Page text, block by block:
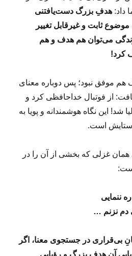
داد:هدفِ بزرگ دست‌یافتنی
ثابت و غیرقابل تغییر
می‌توان هم هدف و هم
کرد!
هم موفق نبود؛ پس دوباره معنای
از فوتبال خداحافظی کرد و
شد! این نگاه هوشمندانه و پویا به‌
ستایش است.
همان غزلی که بخشی از آن را در
ننمایی
دم نزنم …
بی‌قراری در جستجوی معنا، اگر
آن هدف بزرگ و رؤیایی